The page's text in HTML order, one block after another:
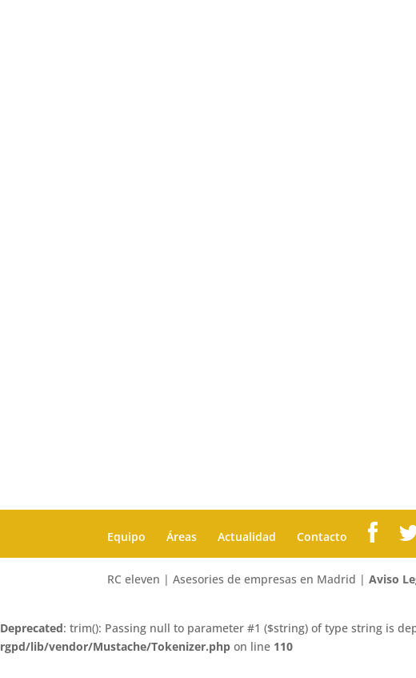
Equipo Áreas Actualidad Contacto
RC eleven | Asesories de empresas en Madrid |Aviso
Deprecated: trim(): Passing null to parameter #1 ($string) of type string is
rgpd/lib/vendor/Mustache/Tokenizer.php on line 110